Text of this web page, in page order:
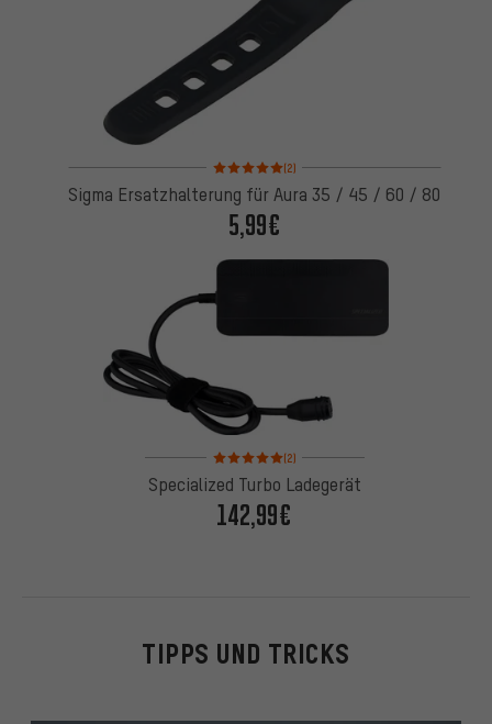
Bewertungen: 5 von 5 basierend auf 2
(2)
Sigma Ersatzhalterung für Aura 35 / 45 / 60 / 80
5,99€
Bewertungen: 5 von 5 basierend auf 2
(2)
Specialized Turbo Ladegerät
142,99€
TIPPS UND TRICKS